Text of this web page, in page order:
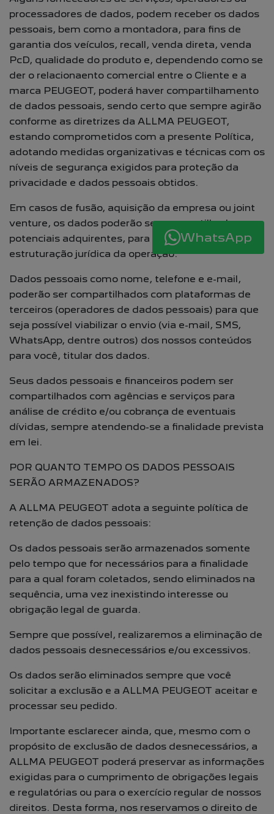
processadores de dados, podem receber os dados
pessoais, bem como a montadora, para fins de
garantia dos veículos, recall, venda direta, venda
PcD, qualidade do produto e, dependendo como se
der o relacionaento comercial entre o Cliente e a
marca PEUGEOT, poderá haver compartilhamento
de dados pessoais, sendo certo que sempre agirão
conforme as diretrizes da ALLMA PEUGEOT,
estando comprometidos com a presente Política,
adotando medidas organizativas e técnicas com os
níveis de segurança exigidos para proteção da
privacidade e dados pessoais obtidos.
Em casos de fusão, aquisição da empresa ou joint
venture, os dados poderão ser compartilhados com
potenciais adquirentes, para respectiva
estruturação jurídica da operação.
Dados pessoais como nome, telefone e e-mail,
poderão ser compartilhados com plataformas de
terceiros (operadores de dados pessoais) para que
seja possível viabilizar o envio (via e-mail, SMS,
WhatsApp, dentre outros) dos nossos conteúdos
para você, titular dos dados.
Seus dados pessoais e financeiros podem ser
compartilhados com agências e serviços para
análise de crédito e/ou cobrança de eventuais
dívidas, sempre atendendo-se a finalidade prevista
em lei.
POR QUANTO TEMPO OS DADOS PESSOAIS
SERÃO ARMAZENADOS?
A ALLMA PEUGEOT adota a seguinte política de
retenção de dados pessoais:
Os dados pessoais serão armazenados somente
pelo tempo que for necessários para a finalidade
para a qual foram coletados, sendo eliminados na
sequência, uma vez inexistindo interesse ou
obrigação legal de guarda.
Sempre que possível, realizaremos a eliminação de
dados pessoais desnecessários e/ou excessivos.
Os dados serão eliminados sempre que você
solicitar a exclusão e a ALLMA PEUGEOT aceitar e
processar seu pedido.
Importante esclarecer ainda, que, mesmo com o
propósito de exclusão de dados desnecessários, a
ALLMA PEUGEOT poderá preservar as informações
exigidas para o cumprimento de obrigações legais
e regulatórias ou para o exercício regular de nossos
direitos. Desta forma, nos reservamos o direito de
WhatsApp